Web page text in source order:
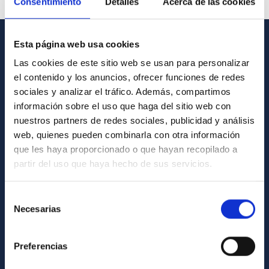
Esta página web usa cookies
Las cookies de este sitio web se usan para personalizar
el contenido y los anuncios, ofrecer funciones de redes
sociales y analizar el tráfico. Además, compartimos
información sobre el uso que haga del sitio web con
nuestros partners de redes sociales, publicidad y análisis
web, quienes pueden combinarla con otra información
que les haya proporcionado o que hayan recopilado a
partir del uso que haya hecho de sus servicios.
Necesarias
Preferencias
Contact
How to get to the IAC
List of personnel
Library
General register